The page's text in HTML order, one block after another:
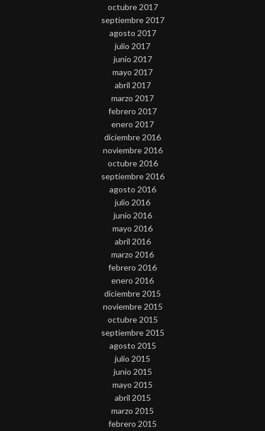
octubre 2017
septiembre 2017
agosto 2017
julio 2017
junio 2017
mayo 2017
abril 2017
marzo 2017
febrero 2017
enero 2017
diciembre 2016
noviembre 2016
octubre 2016
septiembre 2016
agosto 2016
julio 2016
junio 2016
mayo 2016
abril 2016
marzo 2016
febrero 2016
enero 2016
diciembre 2015
noviembre 2015
octubre 2015
septiembre 2015
agosto 2015
julio 2015
junio 2015
mayo 2015
abril 2015
marzo 2015
febrero 2015